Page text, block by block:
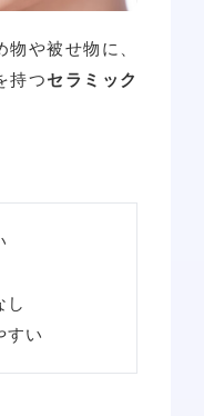
や被せ物に、
持つセラミック
し
すい